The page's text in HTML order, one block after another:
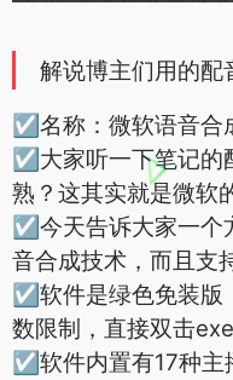
解说博主们用的配
☑️名称：微软语音合
☑️大家听一下笔记的
熟？这其实就是微软
☑️今天告诉大家一个
音合成技术，而且支
☑️软件是绿色免装版
数限制，直接双击
☑️软件内置有17种主